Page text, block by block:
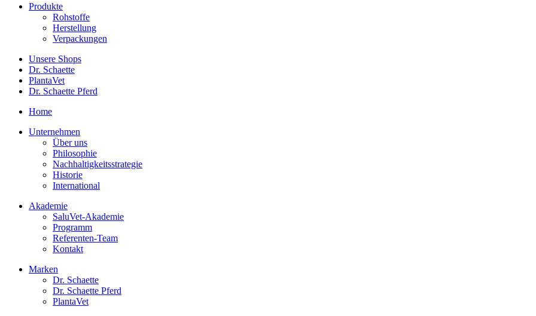
Produkte
Rohstoffe
Herstellung
Verpackungen
Unsere Shops
Dr. Schaette
PlantaVet
Dr. Schaette Pferd
Home
Unternehmen
Über uns
Philosophie
Nachhaltigkeitsstrategie
Historie
International
Akademie
SaluVet-Akademie
Programm
Referenten-Team
Kontakt
Marken
Dr. Schaette
Dr. Schaette Pferd
PlantaVet